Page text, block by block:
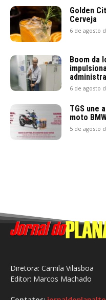
Golden
Cerveja
6 de agosto
Boom da
6 de agosto
TGS une
moto
5 de agosto
Diretora: Camila Vilasboa
Editor: Marcos Machado